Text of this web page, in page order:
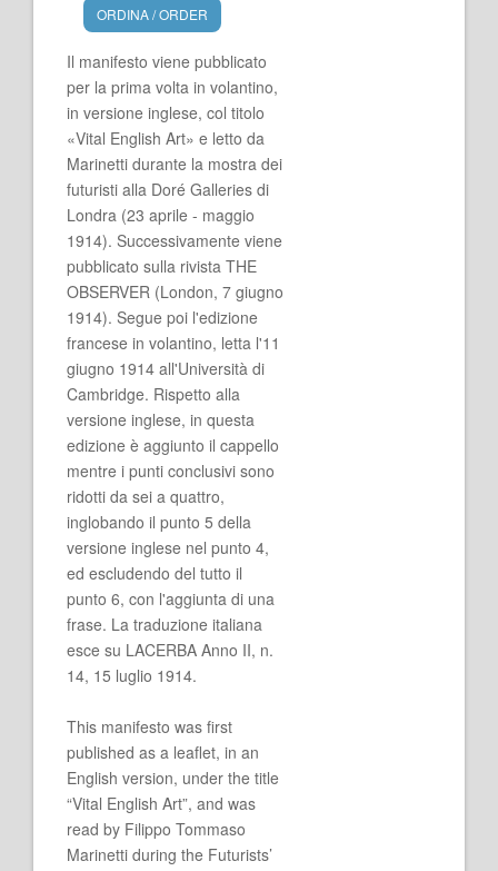
ORDINA / ORDER
Il manifesto viene pubblicato
per la prima volta in volantino,
in versione inglese, col titolo
«Vital English Art» e letto da
Marinetti durante la mostra dei
futuristi alla Doré Galleries di
Londra (23 aprile - maggio
1914). Successivamente viene
pubblicato sulla rivista THE
OBSERVER (London, 7 giugno
1914). Segue poi l'edizione
francese in volantino, letta l'11
giugno 1914 all'Università di
Cambridge. Rispetto alla
versione inglese, in questa
edizione è aggiunto il cappello
mentre i punti conclusivi sono
ridotti da sei a quattro,
inglobando il punto 5 della
versione inglese nel punto 4,
ed escludendo del tutto il
punto 6, con l'aggiunta di una
frase. La traduzione italiana
esce su LACERBA Anno II, n.
14, 15 luglio 1914.
This manifesto was first
published as a leaflet, in an
English version, under the title
“Vital English Art”, and was
read by Filippo Tommaso
Marinetti during the Futurists’